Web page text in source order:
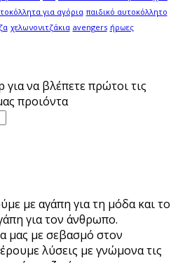
για αγόρια παιδικό αυτοκόλλητο
χελωνονιτζάκια avengers ήρωες
να βλέπετε πρώτοι τις
προιόντα
με αγάπη για τη μόδα και το
για τον άνθρωπο.
μας με σεβασμό στον
λύσεις με γνώμονα τις